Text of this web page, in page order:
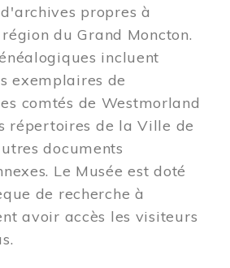
propres à
du Grand Moncton.
incluent
exemplaires de
comtés de Westmorland
répertoires de la Ville de
documents
Le Musée est doté
de recherche à
avoir accès les visiteurs